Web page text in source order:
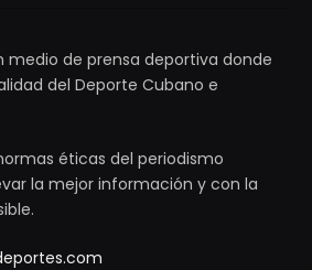
medio de prensa deportiva donde
del Deporte Cubano e
éticas del periodismo
la mejor información y con la